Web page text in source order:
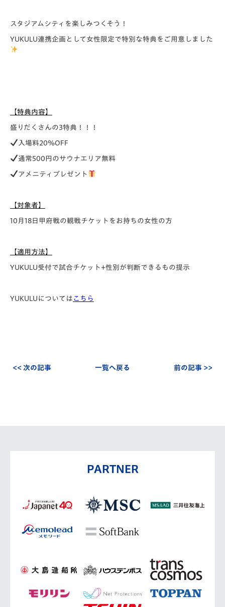
スタジアムシティを楽しみつくそう！
YUKULU連携企画として女性限定で特別な特典をご用意しました
【特典内容】
盛りだくさんの3特典！！！
入場料20％OFF
通常500円のサウナエリア無料
アメニティプレゼント
【対象者】
10月18日甲府戦の観戦チケットをお持ちの女性の方
【適用方法】
YUKULU受付で試合チケット+性別が判断できるもの提示
YUKULUについては こちら
<< 次の記事 一覧へ戻る 前の記事 >>
PARTNER